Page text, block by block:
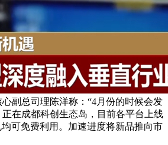
副总司理陈洋称：“4月份的时候会发
在成都科创生态岛，目前各平台上线
可免费利用。加速进度将新品推向市